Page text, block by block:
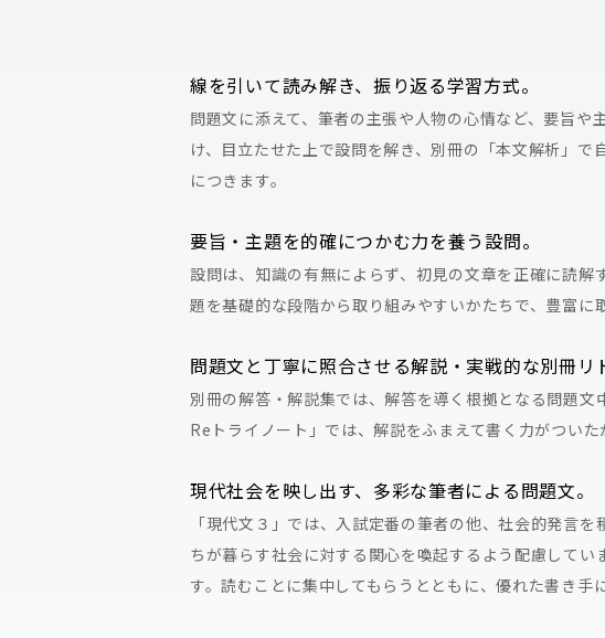
線を引いて読み解き、振り返る学習方式。
問題文に添えて、筆者の主張や人物の心情など、要旨
け、目立たせた上で設問を解き、別冊の「本文解析」
につきます。
要旨・主題を的確につかむ力を養う設問。
設問は、知識の有無によらず、初見の文章を正確に読
題を基礎的な段階から取り組みやすいかたちで、豊富に
問題文と丁寧に照合させる解説・実戦的な別冊リ
別冊の解答・解説集では、解答を導く根拠となる問題
Reトライノート」では、解説をふまえて書く力がつい
現代社会を映し出す、多彩な筆者による問題文。
「現代文３」では、入試定番の筆者の他、社会的発言
ちが暮らす社会に対する関心を喚起するよう配慮して
す。読むことに集中してもらうとともに、優れた書き手